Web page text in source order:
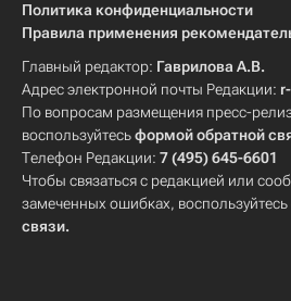
Политика конфиденциальности
Правила применения
Главный редактор: Гаврилова А.В.
Адрес электронной почты Редакции:
По вопросам размещения пресс-
воспользуйтесьформой обратной
Телефон Редакции: 7 (495) 645-6601
Чтобы связаться с редакцией или
замеченных ошибках, воспользуйтесь
связи.